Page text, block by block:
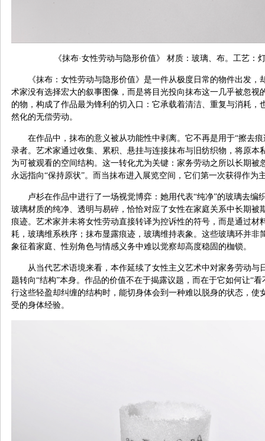
《抹布·女性劳动与隐形价值》 材质：玻璃、布。工艺：
《抹布：女性劳动与隐形价值》是一件从极度日常的物件出发
术家没有选择宏大的叙事图像，而是将目光投向抹布这一几乎被忽视
的物，构成了作品最为锋利的切入口：它承载着清洁、重复与消耗，
然化的无偿劳动。
在作品中，抹布的意义被从功能性中剥离。它不再是用于“擦去
录者。艺术家通过收集、累积、悬挂与连接抹布与旧纺织物，将原本
为可被观看的空间结构。这一转化尤为关键：家务劳动之所以长期被
永远指向“保持原状”。而当抹布进入展览空间，它们第一次获得作为
卢杉在作品中进行了一场视觉博弈：她用代表“纯净”的玻璃去编
玻璃材质的纯净、透明与易碎，恰恰对应了女性在家庭关系中长期被
痕迹。艺术家并未将女性劳动直接转译为控诉性的符号，而是通过
耗，玻璃维系秩序；抹布显露痕迹，玻璃维持表象。这些玻璃环并非
象征着家庭、性别角色与情感义务中难以觉察却高度稳固的枷锁。
从当代艺术语境来看，本作延续了女性主义艺术中对家务劳动与
题转向“结构”本身。作品的价值不在于揭露议题，而在于它如何让“
行这些轻盈却纠缠的结构时，能切身体会到一种难以脱身的状态，使
受的身体经验。